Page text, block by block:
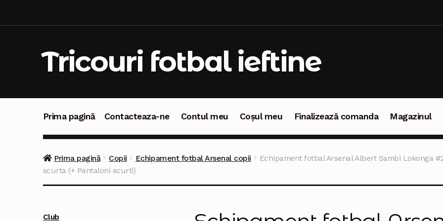
Tricouri fotbal ieftine
Prima pagină Contacteaza-ne Contul meu Coșul meu Finalizează comanda Magazinul
Prima pagină Copii Echipament fotbal Arsenal copii
Echipament fotbal Arsenal Albert Sambi Lokonga
scurta (+ Pantaloni scurti)
Club